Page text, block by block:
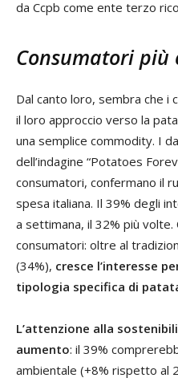
da Ccpb come ente terzo
Consumatori più
Dal canto loro, sembra che i
il loro approccio verso la
una semplice commodity. I
dell’indagine “Potatoes
consumatori, confermano il
spesa italiana. Il 39% degli
a settimana, il 32% più volte.
consumatori: oltre al
(34%), cresce l’interesse
tipologia specifica di
L’attenzione alla
aumento: il 39%
ambientale (+8% rispetto al